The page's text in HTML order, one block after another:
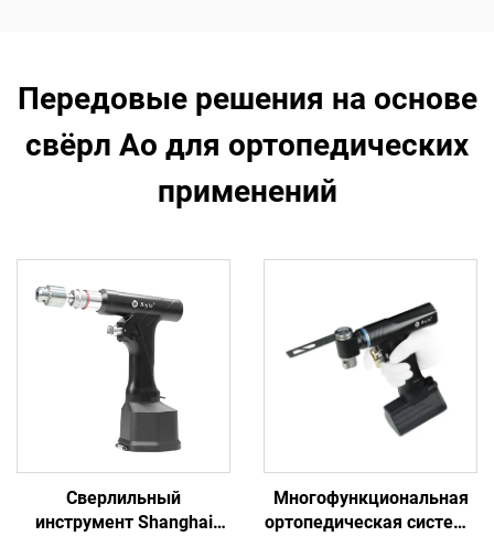
Передовые решения на основе
свёрл Ao для ортопедических
применений
Сверлильный
инструмент Shanghai
Многофункциональная
ортопедическая система